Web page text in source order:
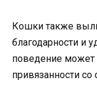
Кошки также
благодарности и
поведение
привязанности